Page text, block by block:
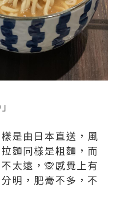
是由日本直送，風
麵同樣是粗麵，而
太遠，🙊感覺上有
明，肥膏不多，不